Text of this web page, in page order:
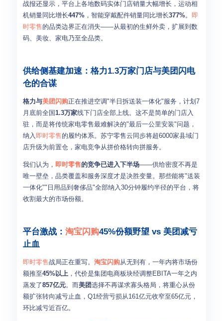
战报还显示，平台上各地数码实体门店销量大幅增长，运动相
机销量同比增长447% ，智能穿戴配件销量同比增长377%。 即
时零售的品类边界正在消失——从最初的生鲜外卖，扩展到数
码、美妆、家电乃至全品类。
供给侧基建加速：格力1.3万家门店与美团闪电
仓的合谋
格力与美团闪购正在推进空调"半日拆送装一体化"服务，计划7
月底前全国1.3万家线下门店全部上线。这不是简单的门店入
驻，而是将传统家电零售最难解决的"最后一公里安装"问题，
纳入 即时零售的履约体系。苏宁零售云同步将超6000家县域门
店升级为前置仓，家电竞争从拼价格转向拼服务。
我们认为， 即时零售的竞争已进入下半场——供给密度不再是
唯一壁垒，品类覆盖和服务深度才是决胜变量。那些能将"送装
一体化""日用品到奢侈品"全部纳入30分钟履约半径的平台，将
收割最大的市场份额。
平台激战： 淘宝闪购45%份额野望 vs 美团减亏
止血
即时零售战局正在重写。 淘宝闪购从无到有，一年内将市场份
额推至45%以上 ，代价是集团电商板块经调整EBITA一年之内
蒸发了857亿元。而美团选择不再谋求寡头格局，将重心从份
额扩张转向减亏止血，Q1经营亏损从161亿元收窄至65亿元，
环比减亏近百亿。